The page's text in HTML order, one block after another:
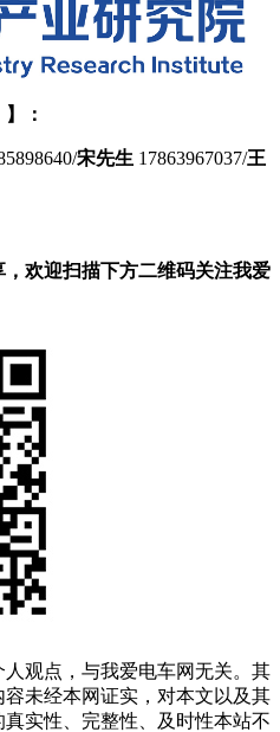
：
宋先生 17863967037/王
欢迎扫描下方二维码关注我爱
观点，与我爱电车网无关。其
未经本网证实，对本文以及其
实性、完整性、及时性本站不